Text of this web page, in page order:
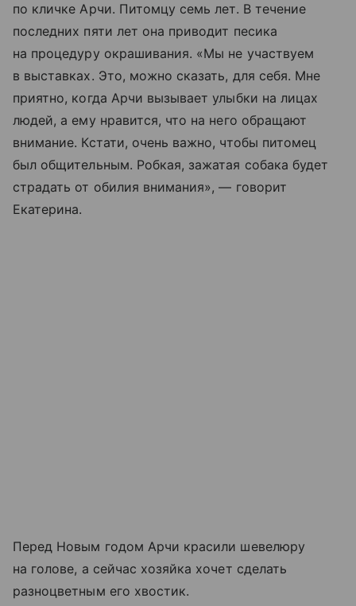
по кличке Арчи. Питомцу семь лет. В течение
последних пяти лет она приводит песика
на процедуру окрашивания. «Мы не участвуем
в выставках. Это, можно сказать, для себя. Мне
приятно, когда Арчи вызывает улыбки на лицах
людей, а ему нравится, что на него обращают
внимание. Кстати, очень важно, чтобы питомец
был общительным. Робкая, зажатая собака будет
страдать от обилия внимания», — говорит
Екатерина.
Перед Новым годом Арчи красили шевелюру
на голове, а сейчас хозяйка хочет сделать
разноцветным его хвостик.